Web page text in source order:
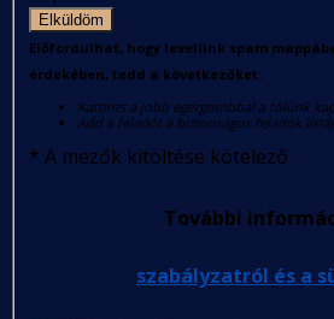
Elküldöm
Előfordulhat, hogy levelünk spam
érdekében, tedd a következőket:
Kattints a jobb egérgombbal a tőlünk
Add a feladót a biztonságos feladók
* A mezők kitöltése kötelező
További
szabályzatról és a